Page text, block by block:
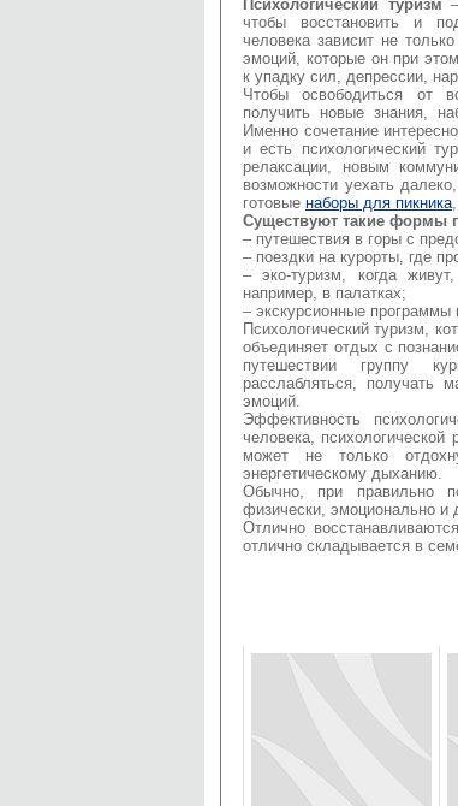
Психологический туризм
чтобы восстановить и
человека зависит не
эмоций, которые он при
к упадку сил, депрессии,
Чтобы освободиться от
получить новые знания,
Именно сочетание
и есть психологический
релаксации, новым
возможности уехать
готовые наборы для пикника
Существуют такие формы
– путешествия в горы с
– поездки на курорты, где
– эко-туризм, когда
например, в палатках;
– экскурсионные программы
Психологический туризм,
объединяет отдых с
путешествии группу
расслабляться, получать
эмоций.
Эффективность
человека,
может не только
энергетическому дыханию.
Обычно, при правильно
физически, эмоционально и
Отлично
отлично складывается в